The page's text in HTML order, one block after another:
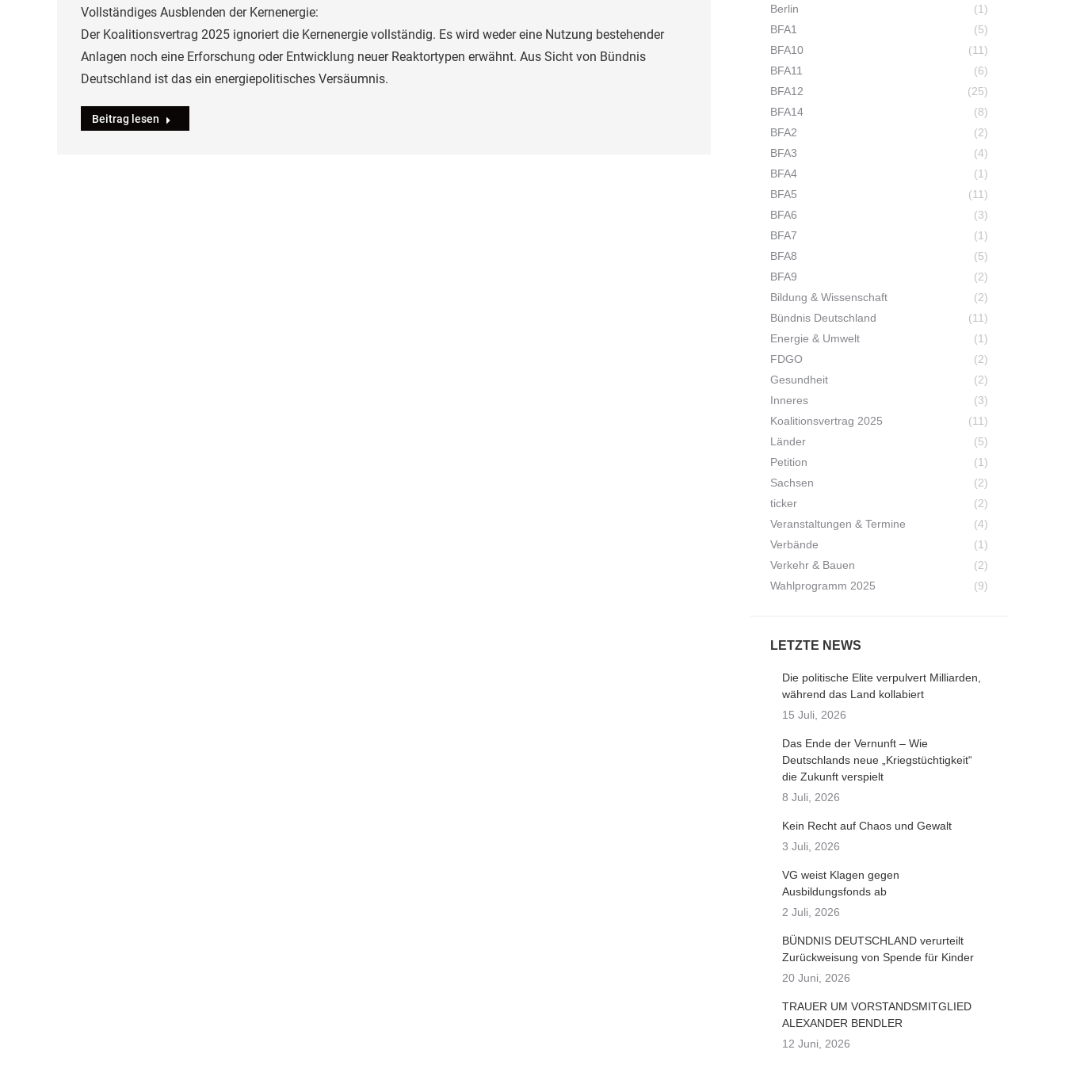
Vollständiges Ausblenden der Kernenergie:
Der Koalitionsvertrag 2025 ignoriert die Kernenergie vollständig. Es wird weder eine Nutzung bestehender
Anlagen noch eine Erforschung oder Entwicklung neuer Reaktortypen erwähnt. Aus Sicht von Bündnis
Deutschland ist das ein energiepolitisches Versäumnis.
Beitrag lesen
Berlin
(1)
BFA1
(5)
BFA10
(11)
BFA11
(6)
BFA12
(25)
BFA14
(8)
BFA2
(2)
BFA3
(4)
BFA4
(1)
BFA5
(11)
BFA6
(3)
BFA7
(1)
BFA8
(5)
BFA9
(2)
Bildung & Wissenschaft
(2)
Bündnis Deutschland
(11)
Energie & Umwelt
(1)
FDGO
(2)
Gesundheit
(2)
Inneres
(3)
Koalitionsvertrag 2025
(11)
Länder
(5)
Petition
(1)
Sachsen
(2)
ticker
(2)
Veranstaltungen & Termine
(4)
Verbände
(1)
Verkehr & Bauen
(2)
Wahlprogramm 2025
(9)
LETZTE NEWS
Die politische Elite verpulvert Milliarden,
während das Land kollabiert
15 Juli, 2026
Das Ende der Vernunft – Wie
Deutschlands neue „Kriegstüchtigkeit“
die Zukunft verspielt
8 Juli, 2026
Kein Recht auf Chaos und Gewalt
3 Juli, 2026
VG weist Klagen gegen
Ausbildungsfonds ab
2 Juli, 2026
BÜNDNIS DEUTSCHLAND verurteilt
Zurückweisung von Spende für Kinder
20 Juni, 2026
TRAUER UM VORSTANDSMITGLIED
ALEXANDER BENDLER
12 Juni, 2026